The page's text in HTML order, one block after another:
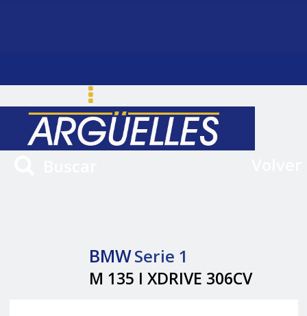
BMWSerie 1
M 135 I XDRIVE 306CV